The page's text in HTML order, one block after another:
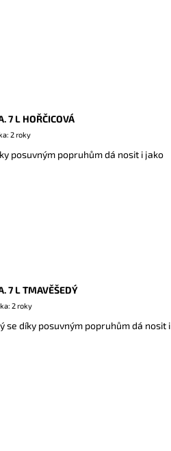
7 L HOŘČICOVÁ
2 roky
posuvným popruhům dá nosit i jako
7 L TMAVĚŠEDÝ
2 roky
se díky posuvným popruhům dá nosit i